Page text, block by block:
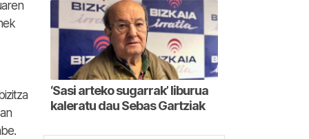
‘Sasi arteko sugarrak’ liburua
kaleratu dau Sebas Gartziak